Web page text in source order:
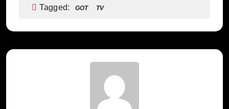
Tagged: GOT TV